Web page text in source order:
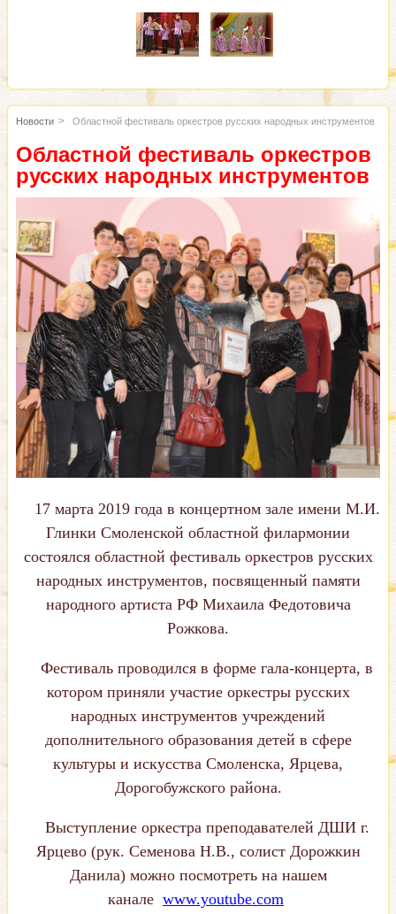
Новости Областной фестиваль оркестров русских народных инструментов
Областной фестиваль оркестров
русских народных инструментов
17 марта 2019 года в концертном зале имени М.И.
Глинки Смоленской областной филармонии
состоялся областной фестиваль оркестров русских
народных инструментов, посвященный памяти
народного артиста РФ Михаила Федотовича
Рожкова.
Фестиваль проводился в форме гала-концерта, в
котором приняли участие оркестры русских
народных инструментов учреждений
дополнительного образования детей в сфере
культуры и искусства Смоленска, Ярцева,
Дорогобужского района.
Выступление оркестра преподавателей ДШИ г.
Ярцево (рук. Семенова Н.В., солист Дорожкин
Данила) можно посмотреть на нашем
канале www.youtube.com